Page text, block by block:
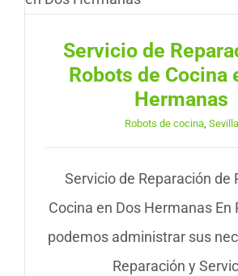
Servicio de
Robots de Cocina
Hermanas
Robots de cocina, Sevilla
Servicio de Reparación de
Cocina en Dos Hermanas En
podemos administrar sus
Reparación y